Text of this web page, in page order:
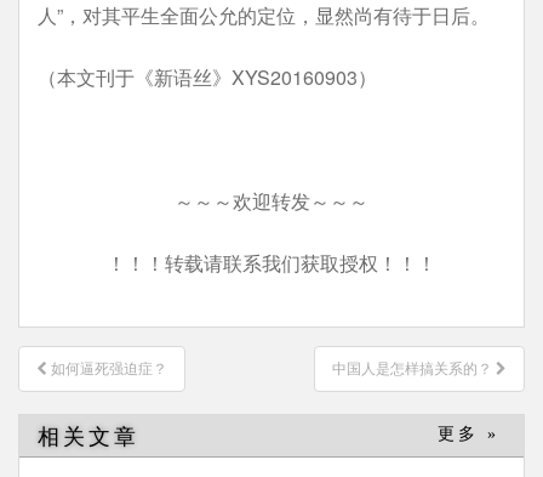
人”，对其平生全面公允的定位，显然尚有待于日后。
（本文刊于《新语丝》XYS20160903）
～～～欢迎转发～～～
！！！转载请联系我们获取授权！！！
文
章
导
航
如何逼死强迫症？ 中国人是怎样搞关系的？
相关文章 更多 »